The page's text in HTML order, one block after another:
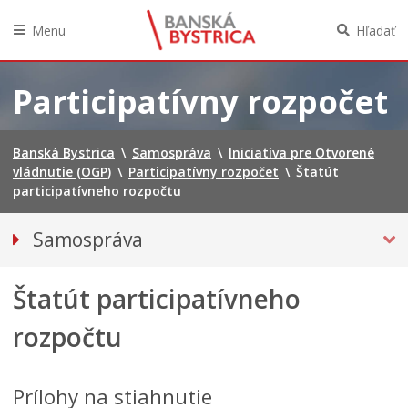
obsah
Menu Hľadať
Participatívny rozpočet
Banská Bystrica \ Samospráva \ Iniciatíva pre Otvorené
vládnutie (OGP) \ Participatívny rozpočet \ Štatút
participatívneho rozpočtu
Samospráva
Referendum 2026
Primátor mesta
Hlavný kontrolór mesta
Štatút participatívneho
rozpočtu
Prílohy na stiahnutie